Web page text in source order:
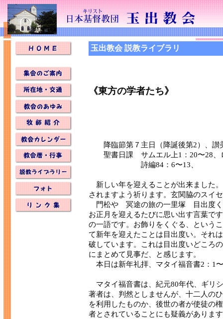
玉出教会 説教ライブラリ
《東方の学者たち》
降臨節第７主日（降誕後第2）、讃
聖書日課 サムエル上1：20〜28、
詩編84：6〜13、
新しい年を迎えることが出来ました
されますよう祈ります。玄関脇のスイ
門松や 冥途の旅の一里塚 目出度
お正月を迎えるたびに思い出す言葉で
の一語です。お飾りをくぐる、という
て新年を迎えたことは目出度い。それ
破しています。これは目出度いどころ
にまとめて見事だ、と感じます。
本日は新年礼拝、マタイ福音書2：1
マタイ福音書は、紀元80年代、ギリ
著者は、判然としませんが、十二人の
を利用したものか、後世の者が使徒の
者とされていることにも疑義がありま